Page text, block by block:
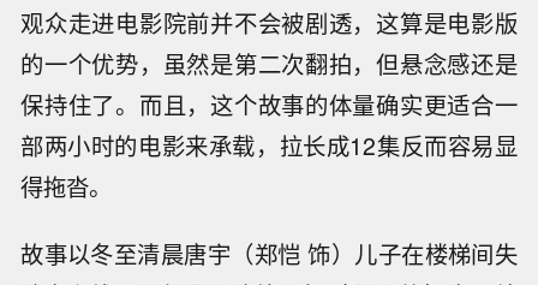
观众走进电影院前并不会被剧透，这算是电影版
的一个优势，虽然是第二次翻拍，但悬念感还是
保持住了。而且，这个故事的体量确实更适合一
部两小时的电影来承载，拉长成12集反而容易显
得拖沓。
故事以冬至清晨唐宇（郑恺 饰）儿子在楼梯间失